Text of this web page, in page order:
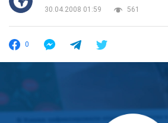
30.04.2008 01:59
561
0